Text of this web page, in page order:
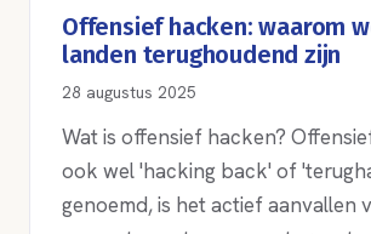
Offensief hacken: waarom
landen terughoudend zijn
28 augustus 2025
Wat is offensief hacken?
ook wel 'hacking back' of
genoemd, is het actief aanvallen